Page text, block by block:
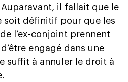
il fallait que le
soit définitif pour que les
l’ex-conjoint prennent
engagé dans une
suffit à annuler le droit à